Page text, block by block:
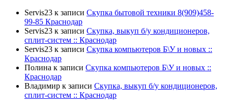
Servis23 к записи Скупка бытовой техники 8(909)458-
99-85 Краснодар
Servis23 к записи Скупка, выкуп б/у кондиционеров,
сплит-систем :: Краснодар
Servis23 к записи Скупка компьютеров Б\У и новых ::
Краснодар
Полина к записи Скупка компьютеров Б\У и новых ::
Краснодар
Владимир к записи Скупка, выкуп б/у кондиционеров,
сплит-систем :: Краснодар